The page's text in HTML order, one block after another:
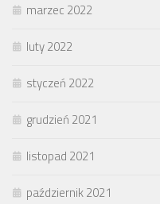
marzec 2022
luty 2022
styczeń 2022
grudzień 2021
listopad 2021
październik 2021